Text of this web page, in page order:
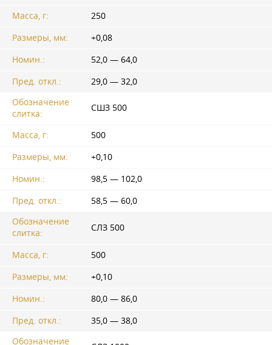
Масса, г:
250
Размеры, мм:
+0,08
Номин.:
52,0 — 64,0
Пред. откл.:
29,0 — 32,0
Обозначение
слитка:
СШЗ 500
Масса, г:
500
Размеры, мм:
+0,10
Номин.:
98,5 — 102,0
Пред. откл.:
58,5 — 60,0
Обозначение
слитка:
СЛЗ 500
Масса, г:
500
Размеры, мм:
+0,10
Номин.:
80,0 — 86,0
Пред. откл.:
35,0 — 38,0
Обозначение